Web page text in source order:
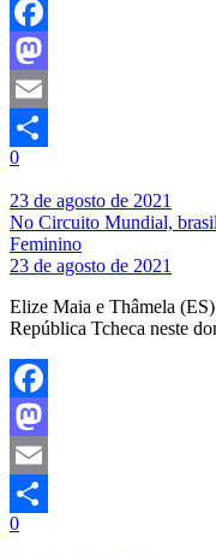
Facebook
Mastodon
Email
Share
0
23 de agosto de 2021
No Circuito Mundial,
Feminino
23 de agosto de 2021
Elize Maia e Thâmela
República Tcheca neste
Facebook
Mastodon
Email
Share
0